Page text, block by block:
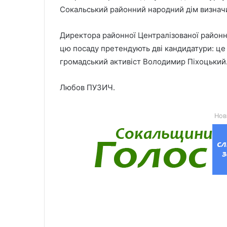
Сокальський районний народний дім
Директора районної Централізованої
цю посаду претендують дві кандидатури:
громадський активіст Володимир Піхоцький.
Любов ПУЗИЧ.